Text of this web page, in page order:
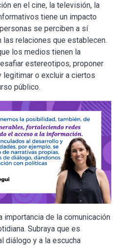
en el cine, la televisión, la
tiene un impacto
se perciben a sí
relaciones que establecen.
los medios tienen la
estereotipos, proponer
legitimar o excluir a ciertos
público.
importancia de la comunicación
Subraya que es
diálogo y a la escucha